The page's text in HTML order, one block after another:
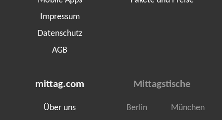
Impressum
Datenschutz
AGB
mittag.com
Über uns
Mittagstische
Berlin
München